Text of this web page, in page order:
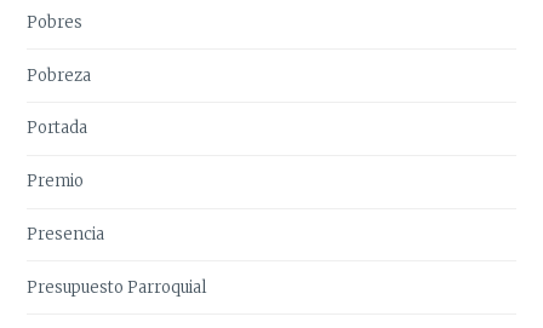
Pobres
Pobreza
Portada
Premio
Presencia
Presupuesto Parroquial